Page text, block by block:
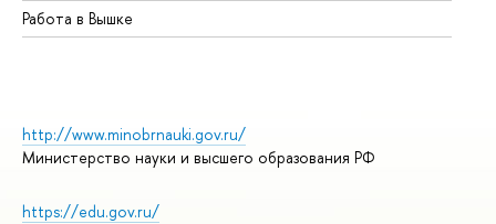
Работа в Вышке
http://www.minobrnauki.gov.ru/
Министерство науки и высшего образования РФ
https://edu.gov.ru/